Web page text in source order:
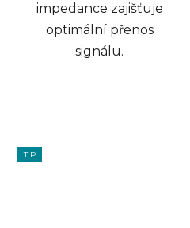
impedance zajišťuje
optimální přenos
signálu.
TIP